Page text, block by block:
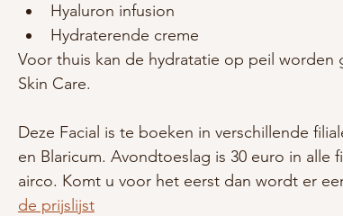
Hyaluron infusion
Hydraterende creme
Voor thuis kan de hydratatie op peil
Skin Care.
Deze Facial is te boeken in verschillende
en Blaricum. Avondtoeslag is 30 euro in alle
airco. Komt u voor het eerst dan wordt er
de prijslijst